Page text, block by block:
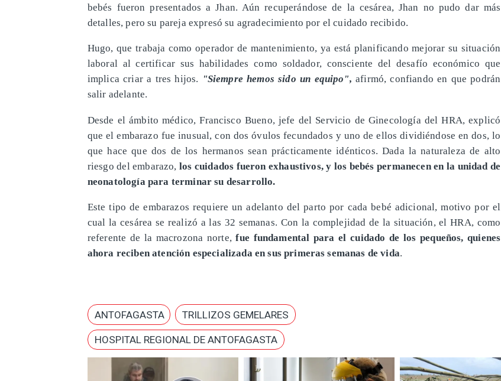
bebés fueron presentados a Jhan. Aún recuperándose de la cesárea, Jhan no pudo dar más
detalles, pero su pareja expresó su agradecimiento por el cuidado recibido.
Hugo, que trabaja como operador de mantenimiento, ya está planificando mejorar su situación
laboral al certificar sus habilidades como soldador, consciente del desafío económico que
implica criar a tres hijos. "Siempre hemos sido un equipo", afirmó, confiando en que podrán
salir adelante.
Desde el ámbito médico, Francisco Bueno, jefe del Servicio de Ginecología del HRA, explicó
que el embarazo fue inusual, con dos óvulos fecundados y uno de ellos dividiéndose en dos, lo
que hace que dos de los hermanos sean prácticamente idénticos. Dada la naturaleza de alto
riesgo del embarazo, los cuidados fueron exhaustivos, y los bebés permanecen en la unidad de
neonatología para terminar su desarrollo.
Este tipo de embarazos requiere un adelanto del parto por cada bebé adicional, motivo por el
cual la cesárea se realizó a las 32 semanas. Con la complejidad de la situación, el HRA, como
referente de la macrozona norte,fue fundamental para el cuidado de los pequeños, quienes
ahora reciben atención especializada en sus primeras semanas de vida.
ANTOFAGASTA TRILLIZOS GEMELARES
HOSPITAL REGIONAL DE ANTOFAGASTA